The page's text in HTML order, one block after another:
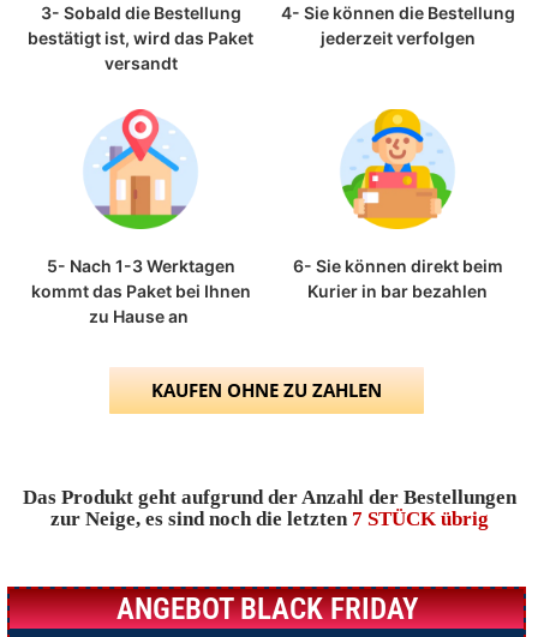
3- Sobald die Bestellung
bestätigt ist, wird das Paket
versandt
4- Sie können die Bestellung
jederzeit verfolgen
5- Nach 1-3 Werktagen
kommt das Paket bei Ihnen
zu Hause an
6- Sie können direkt beim
Kurier in bar bezahlen
KAUFEN OHNE ZU ZAHLEN
Das Produkt geht aufgrund der Anzahl der Bestellungen
zur Neige, es sind noch die letzten7 STÜCK übrig
ANGEBOT BLACK FRIDAY